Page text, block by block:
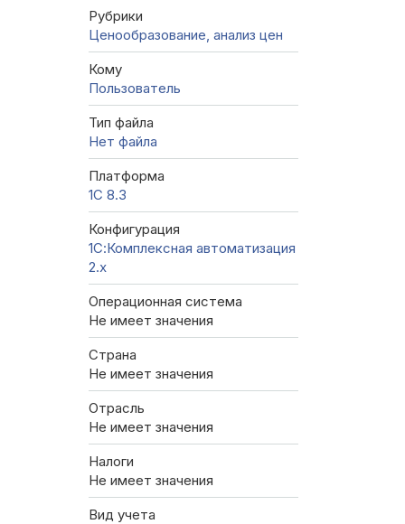
Рубрики
Ценообразование, анализ цен
Кому
Пользователь
Тип файла
Нет файла
Платформа
1С 8.3
Конфигурация
1С:Комплексная автоматизация
2.х
Операционная система
Не имеет значения
Страна
Не имеет значения
Отрасль
Не имеет значения
Налоги
Не имеет значения
Вид учета